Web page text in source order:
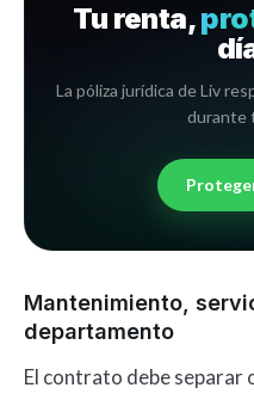
Tu renta,
La póliza jurídica de Liv
durante
Mantenimiento,
departamento
El contrato debe separar